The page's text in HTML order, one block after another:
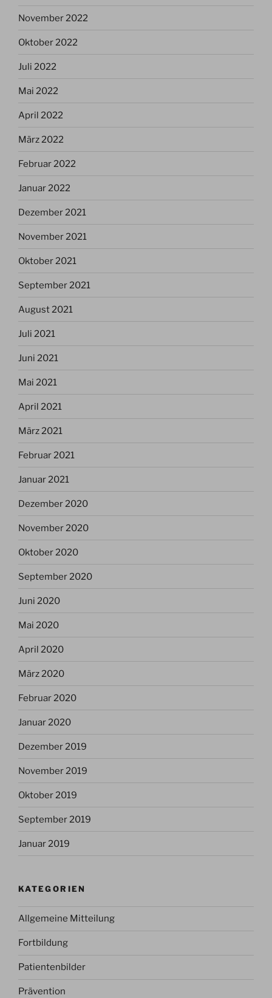
November 2022
Oktober 2022
Juli 2022
Mai 2022
April 2022
März 2022
Februar 2022
Januar 2022
Dezember 2021
November 2021
Oktober 2021
September 2021
August 2021
Juli 2021
Juni 2021
Mai 2021
April 2021
März 2021
Februar 2021
Januar 2021
Dezember 2020
November 2020
Oktober 2020
September 2020
Juni 2020
Mai 2020
April 2020
März 2020
Februar 2020
Januar 2020
Dezember 2019
November 2019
Oktober 2019
September 2019
Januar 2019
KATEGORIEN
Allgemeine Mitteilung
Fortbildung
Patientenbilder
Prävention